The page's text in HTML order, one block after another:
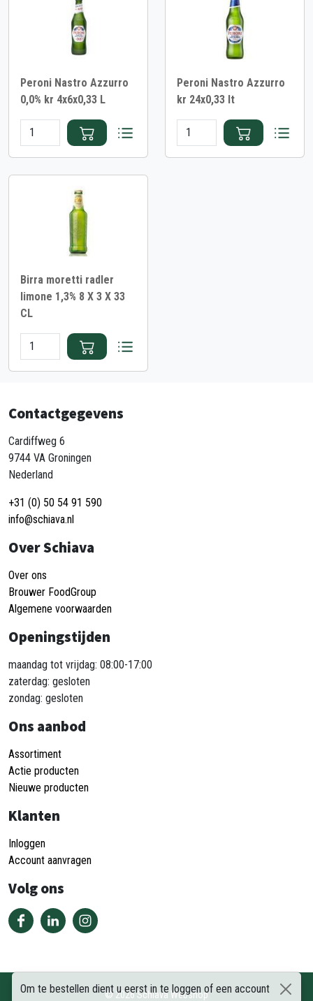
Peroni Nastro Azzurro
0,0% kr 4x6x0,33 L
Peroni Nastro Azzurro
kr 24x0,33 lt
Birra moretti radler
limone 1,3% 8 X 3 X 33
CL
Om te bestellen dient u eerst in te loggen of een account
Contactgegevens
Cardiffweg 6
9744 VA Groningen
Nederland
+31 (0) 50 54 91 590
info@schiava.nl
Over Schiava
Over ons
Brouwer FoodGroup
Algemene voorwaarden
Openingstijden
maandag tot vrijdag: 08:00-17:00
zaterdag: gesloten
zondag: gesloten
Ons aanbod
Assortiment
Actie producten
Nieuwe producten
Klanten
Inloggen
Account aanvragen
Volg ons
©2026Schiava Webshop